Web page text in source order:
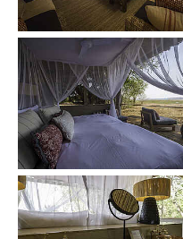
Show larger version
Show larger version